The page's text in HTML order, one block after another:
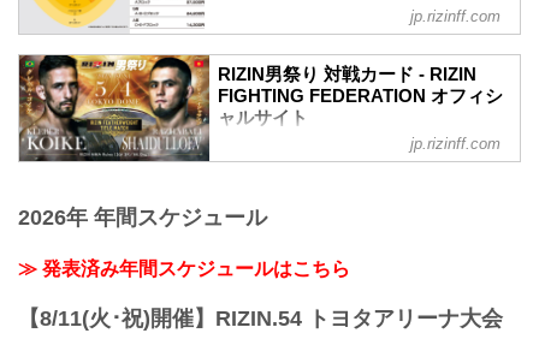
いた本大会は、以下の通り名称を改めま
す。
旧：THE MATCH 2（ザ マッチツー）
新：RIZIN男祭り（ライジンおとこまつ
開催日時
14:00開始（予定）
RIZIN FFオフィシャルサイトにてご案内
jp.rizinff.com
RIZIN男祭り 対戦カード - RIZIN
FIGHTING FEDERATION オフィシ
ャルサイト
す。
↓
り）
フェザー級タイトルマッチ／クレベル・
jp.rizinff.com
2026年 年間スケジュール
≫ 発表済み年間スケジュールはこちら
【8/11(火･祝)開催】RIZIN.54 トヨタアリーナ大会